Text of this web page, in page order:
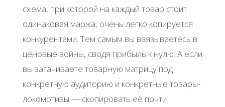
схема, при которой на каждый товар стоит
одинаковая маржа, очень легко копируется
конкурентами. Тем самым вы ввязываетесь в
ценовые войны, сводя прибыль к нулю. А если
вы затачиваете товарную матрицу под
конкретную аудиторию и конкретные товары-
локомотивы — скопировать её почти